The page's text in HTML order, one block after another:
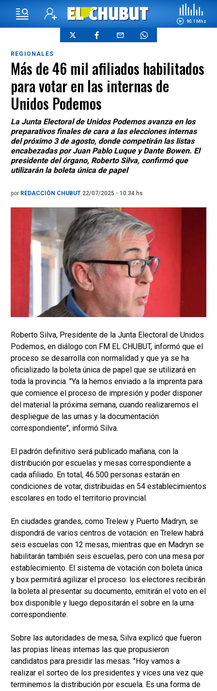
90.1 Mhz
REGIONALES
Más de 46 mil afiliados habilitados
para votar en las internas de
Unidos Podemos
La Junta Electoral de Unidos Podemos avanza en los
preparativos finales de cara a las elecciones internas
del próximo 3 de agosto, donde competirán las listas
encabezadas por Juan Pablo Luque y Dante Bowen. El
presidente del órgano, Roberto Silva, confirmó que
utilizarán la boleta única de papel
por REDACCIÓN CHUBUT 22/07/2025 - 10.34.hs
Roberto Silva, Presidente de la Junta Electoral de Unidos
Podemos, en diálogo con FM EL CHUBUT, informó que el
proceso se desarrolla con normalidad y que ya se ha
oficializado la boleta única de papel que se utilizará en
toda la provincia. "Ya la hemos enviado a la imprenta para
que comience el proceso de impresión y poder disponer
del material la próxima semana, cuando realizaremos el
despliegue de las urnas y la documentación
correspondiente", informó Silva.
El padrón definitivo será publicado mañana, con la
distribución por escuelas y mesas correspondiente a
cada afiliado. En total, 46.500 personas estarán en
condiciones de votar, distribuidas en 54 establecimientos
escolares en todo el territorio provincial.
En ciudades grandes, como Trelew y Puerto Madryn, se
dispondrá de varios centros de votación: en Trelew habrá
seis escuelas con 12 mesas, mientras que en Madryn se
habilitarán también seis escuelas, pero con una mesa por
establecimiento. El sistema de votación con boleta única
y box permitirá agilizar el proceso: los electores recibirán
la boleta al presentar su documento, emitirán el voto en el
box disponible y luego depositarán el sobre en la urna
correspondiente.
Sobre las autoridades de mesa, Silva explicó que fueron
las propias líneas internas las que propusieron
candidatos para presidir las mesas. "Hoy vamos a
realizar el sorteo de los presidentes y vices una vez que
terminemos la distribución por escuela. Es una forma de